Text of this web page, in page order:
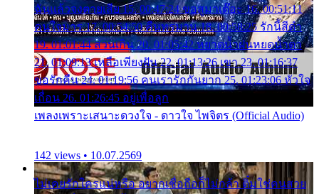
ฉันแล้วจงตายเสีย 15. 00:47:24 ขอสูมาเต๊อะ 16. 00:51:11
คนใจมาร 17. 00:54:50 คืนทรมาน 18. 00:58:25 รักนี้สีดำ
19. 01:01:44 ส่วนเกิน 20. 01:05:42 หยาดน้ำฝนหยดน้ำตา
21. 01:09:13 เหลือเพียงฝัน 22. 01:13:26 เขา 23. 01:16:37
ขอรักคืน 24. 01:19:56 คนเรารักกันยาก 25. 01:23:06 หัวใจ
เถื่อน 26. 01:26:45 อยู่เพื่อลูก
เพลงเพราะเสนาะดวงใจ - ดาวใจ ไพจิตร (Official Audio)
142 views • 10.07.2569
ไม่เคยรักใครแน่หรือ อยากเชื่อถือก็ไม่กล้า ติ๋มใช่คนสวย